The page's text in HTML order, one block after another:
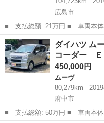
広島市
■ 支払総額: 21万円 ■ 車両本体価格： 140,000 円 ■ メーカー
名： ダイハツ ■ 車種名：
ＩＩ ■ 排気量： 660cc ■ ド
広島 広島市 ムーヴ
ダイハツ ム
コーダー
450,000円
ムーヴ
80,279km
府中市
■ 支払総額: 50万円 ■ 車両本体価格： 450,000 円 ■ メーカー